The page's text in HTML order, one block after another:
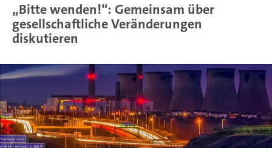
„Bitte wenden!“: Gemeinsam über
gesellschaftliche Veränderungen
diskutieren